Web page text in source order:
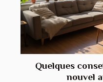
Quelques
nouvel